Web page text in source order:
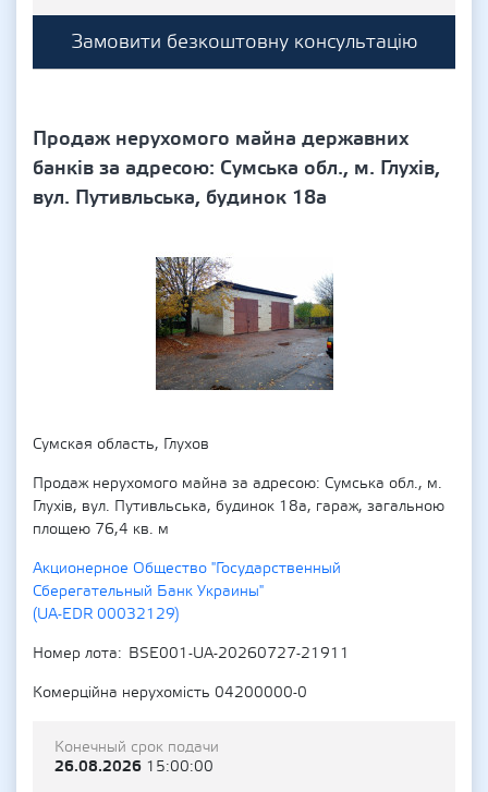
Замовити безкоштовну консультацію
Продаж нерухомого майна державних
банків за адресою: Сумська обл., м. Глухів,
вул. Путивльська, будинок 18а
Сумская область, Глухов
Продаж нерухомого майна за адресою: Сумська обл., м.
Глухів, вул. Путивльська, будинок 18а, гараж, загальною
площею 76,4 кв. м
Акционерное Общество "Государственный
Сберегательный Банк Украины"
(UA-EDR 00032129)
Номер лота
BSE001-UA-20260727-21911
Комерційна нерухомість 04200000-0
Конечный срок подачи
26.08.2026 15:00:00